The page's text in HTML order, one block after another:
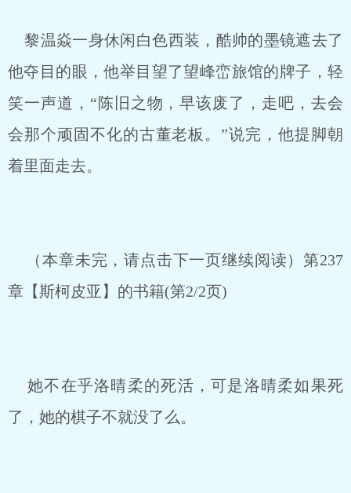
黎温焱一身休闲白色西装，酷帅的墨镜遮去了
他夺目的眼，他举目望了望峰峦旅馆的牌子，轻
笑一声道，“陈旧之物，早该废了，走吧，去会
会那个顽固不化的古董老板。”说完，他提脚朝
着里面走去。
（本章未完，请点击下一页继续阅读）第237
章【斯柯皮亚】的书籍(第2/2页)
她不在乎洛晴柔的死活，可是洛晴柔如果死
了，她的棋子不就没了么。